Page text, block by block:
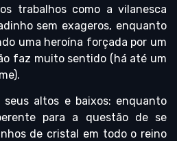
trabalhos como a vilanesca
sem exageros, enquanto
uma heroína forçada por um
faz muito sentido (há até um
altos e baixos: enquanto
para a questão de se
de cristal em todo o reino